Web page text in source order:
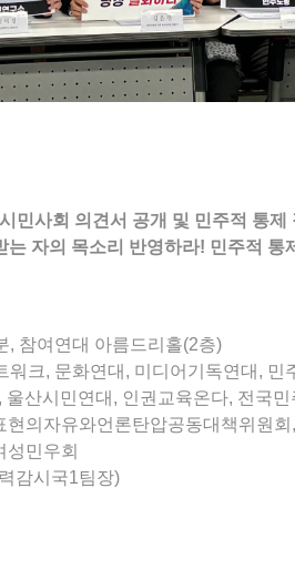
민사회 의견서 공개 및 민주적 통제
는 자의 목소리 반영하라! 민주적 통
, 참여연대 아름드리홀(2층)
크, 문화연대, 미디어기독연대, 민
산시민연대, 인권교육온다, 전국
의자유와언론탄압공동대책위원
성민우회
감시국1팀장)